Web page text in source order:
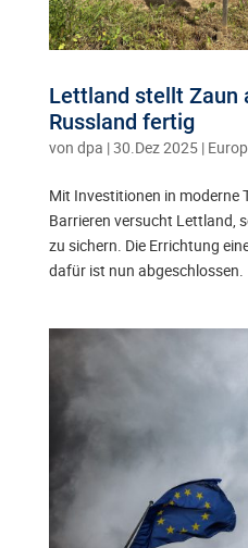
Lettland stellt Zaun
Russland fertig
von dpa |30.Dez 2025|
Mit Investitionen in moderne
Barrieren versucht Lettland,
zu sichern. Die Errichtung
dafür ist nun abgeschlossen.